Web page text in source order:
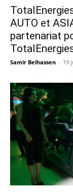
AUTO et
partenariat
Samir Belhassen - 19